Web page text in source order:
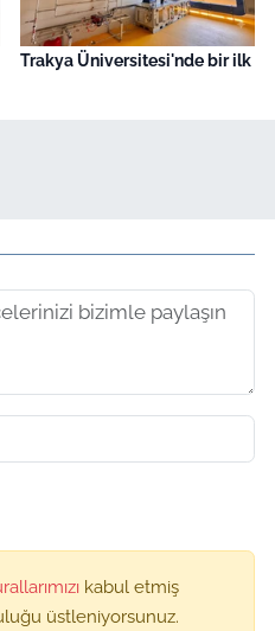
Trakya Üniversitesi'nde bir ilk
kabul etmiş
üstleniyorsunuz.